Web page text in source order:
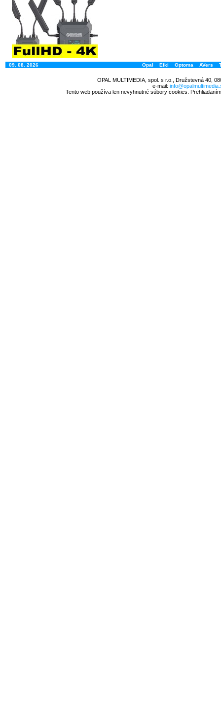
09. 08. 2026 Opal Eiki Optoma AVers
OPAL MULTIMEDIA, spol. s r.o., Družstevná 40,
e-mail:
Tento web používa len nevyhnutné súbory cookies.